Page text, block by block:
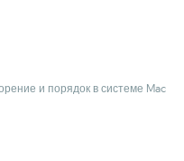
и порядок в системе Mac